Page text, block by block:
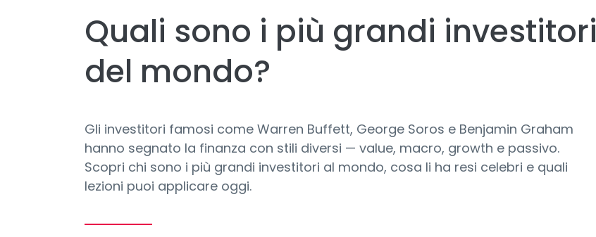
Quali sono i più grandi investitori
del mondo?
Gli investitori famosi come Warren Buffett, George Soros e Benjamin Graham
hanno segnato la finanza con stili diversi — value, macro, growth e passivo.
Scopri chi sono i più grandi investitori al mondo, cosa li ha resi celebri e quali
lezioni puoi applicare oggi.